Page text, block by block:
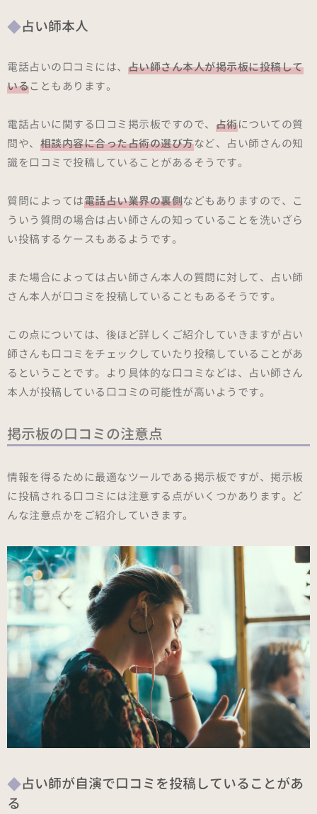
占い師本人
電話占いの口コミには、 占い師さん本人が掲示板に投稿して
いることもあります。
電話占いに関する口コミ掲示板ですので、 占術についての質
問や、 相談内容に合った占術の選び方など、占い師さんの知
識を口コミで投稿していることがあるそうです。
質問によっては電話占い業界の裏側などもありますので、こ
ういう質問の場合は占い師さんの知っていることを洗いざら
い投稿するケースもあるようです。
また場合によっては占い師さん本人の質問に対して、占い師
さん本人が口コミを投稿していることもあるそうです。
この点については、後ほど詳しくご紹介していきますが占い
師さんも口コミをチェックしていたり投稿していることがあ
るということです。より具体的な口コミなどは、占い師さん
本人が投稿している口コミの可能性が高いようです。
掲示板の口コミの注意点
情報を得るために最適なツールである掲示板ですが、掲示板
に投稿される口コミには注意する点がいくつかあります。ど
んな注意点かをご紹介していきます。
占い師が自演で口コミを投稿していることがあ
る